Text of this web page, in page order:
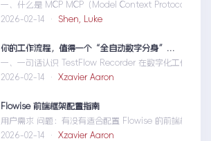
一、什么是 MCP MCP（Model Context Protocol）是
2026-02-14 · Shen, Luke
你的工作流程，值得一个“全自动数字分身”：录制、截图、成文，一气呵成
一、一句话认识 TestFlow Recorder 在数字化工作环境
2026-02-14 · Xzavier Aaron
Flowise 前端框架配置指南
用户需求 问题：有没有适合配置 Flowise 的前端框架
2026-02-14 · Xzavier Aaron